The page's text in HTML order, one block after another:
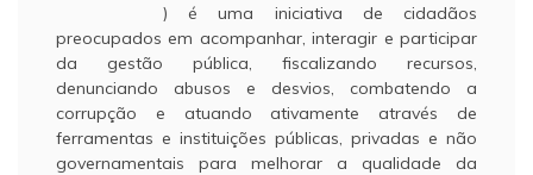
) é uma iniciativa de cidadãos
preocupados em acompanhar, interagir e participar
da gestão pública, fiscalizando recursos,
denunciando abusos e desvios, combatendo a
corrupção e atuando ativamente através de
ferramentas e instituições públicas, privadas e não
governamentais para melhorar a qualidade da